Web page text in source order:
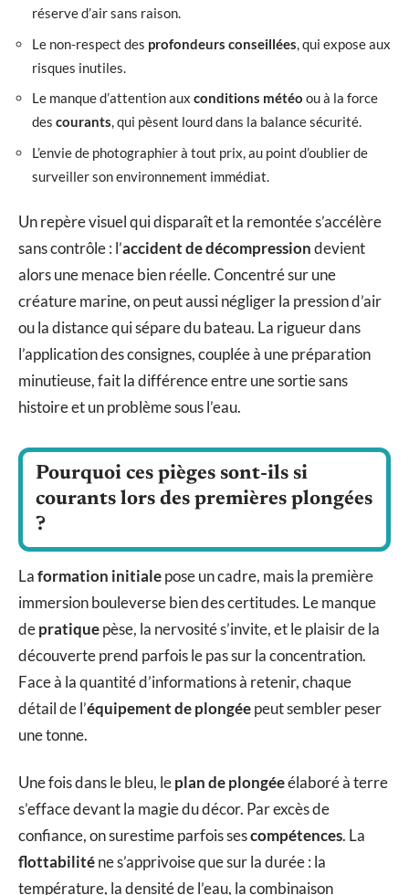
réserve d’air sans raison.
Le non-respect des profondeurs conseillées, qui expose aux
risques inutiles.
Le manque d’attention aux conditions météo ou à la force
des courants, qui pèsent lourd dans la balance sécurité.
L’envie de photographier à tout prix, au point d’oublier de
surveiller son environnement immédiat.
Un repère visuel qui disparaît et la remontée s’accélère
sans contrôle : l’accident de décompressiondevient
alors une menace bien réelle. Concentré sur une
créature marine, on peut aussi négliger la pression d’air
ou la distance qui sépare du bateau. La rigueur dans
l’application des consignes, couplée à une préparation
minutieuse, fait la différence entre une sortie sans
histoire et un problème sous l’eau.
Pourquoi ces pièges sont-ils si
courants lors des premières plongées
?
Laformation initialepose un cadre, mais la première
immersion bouleverse bien des certitudes. Le manque
depratiquepèse, la nervosité s’invite, et le plaisir de la
découverte prend parfois le pas sur la concentration.
Face à la quantité d’informations à retenir, chaque
détail de l’équipement de plongéepeut sembler peser
une tonne.
Une fois dans le bleu, leplan de plongéeélaboré à terre
s’efface devant la magie du décor. Par excès de
confiance, on surestime parfois sescompétences. La
flottabiliténe s’apprivoise que sur la durée : la
température, la densité de l’eau, la combinaison